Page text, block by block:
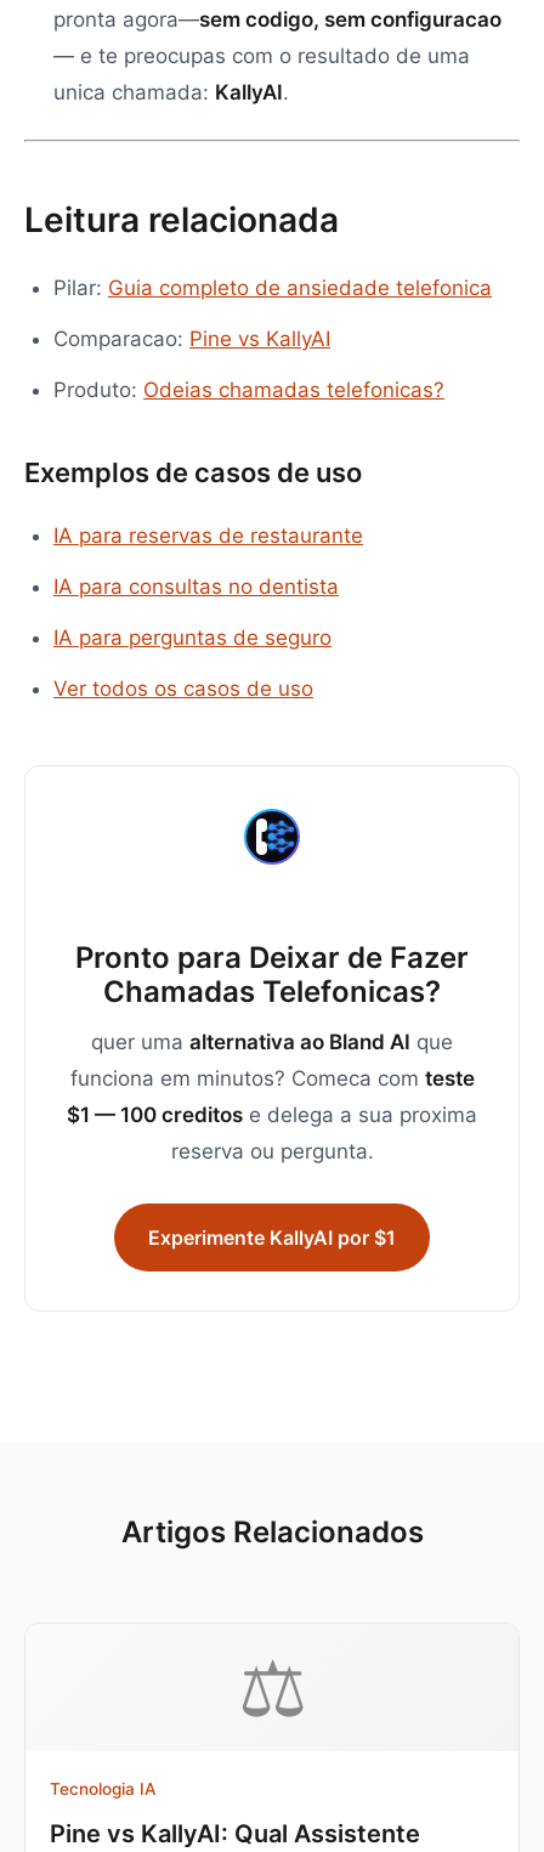
pronta agora—sem codigo, sem configuracao
— e te preocupas com o resultado de uma
unica chamada: KallyAI.
Leitura relacionada
Pilar: Guia completo de ansiedade telefonica
Comparacao: Pine vs KallyAI
Produto: Odeias chamadas telefonicas?
Exemplos de casos de uso
IA para reservas de restaurante
IA para consultas no dentista
IA para perguntas de seguro
Ver todos os casos de uso
Pronto para Deixar de Fazer
Chamadas Telefonicas?
quer uma alternativa ao Bland AI que
funciona em minutos? Comeca com teste
$1 — 100 creditos e delega a sua proxima
reserva ou pergunta.
Experimente KallyAI por $1
Artigos Relacionados
⚖️
Tecnologia IA
Pine vs KallyAI: Qual Assistente